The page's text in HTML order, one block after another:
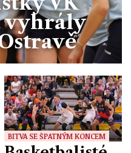
vyhrály
BITVA SE ŠPATNÝM KONCEM